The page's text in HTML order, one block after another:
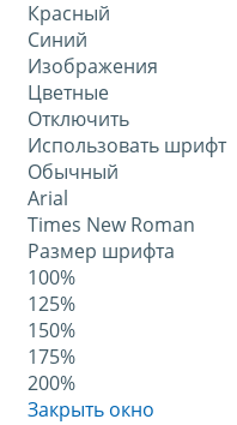
Красный
Синий
Изображения
Цветные
Отключить
Использовать шрифт
Обычный
Arial
Times New Roman
Размер шрифта
100%
125%
150%
175%
200%
Закрыть окно